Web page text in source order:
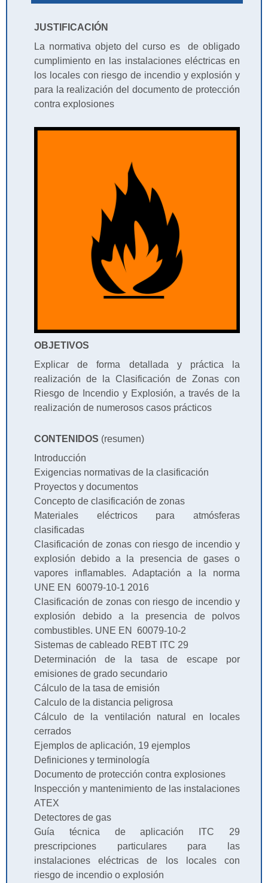
JUSTIFICACIÓN
La normativa objeto del curso es de obligado
cumplimiento en las instalaciones eléctricas en
los locales con riesgo de incendio y explosión y
para la realización del documento de protección
contra explosiones
OBJETIVOS
Explicar de forma detallada y práctica la
realización de la Clasificación de Zonas con
Riesgo de Incendio y Explosión, a través de la
realización de numerosos casos prácticos
CONTENIDOS (resumen)
Introducción
Exigencias normativas de la clasificación
Proyectos y documentos
Concepto de clasificación de zonas
Materiales eléctricos para atmósferas
clasificadas
Clasificación de zonas con riesgo de incendio y
explosión debido a la presencia de gases o
vapores inflamables. Adaptación a la norma
UNE EN 60079-10-1 2016
Clasificación de zonas con riesgo de incendio y
explosión debido a la presencia de polvos
combustibles. UNE EN 60079-10-2
Sistemas de cableado REBT ITC 29
Determinación de la tasa de escape por
emisiones de grado secundario
Cálculo de la tasa de emisión
Calculo de la distancia peligrosa
Cálculo de la ventilación natural en locales
cerrados
Ejemplos de aplicación, 19 ejemplos
Definiciones y terminología
Documento de protección contra explosiones
Inspección y mantenimiento de las instalaciones
ATEX
Detectores de gas
Guía técnica de aplicación ITC 29
prescripciones particulares para las
instalaciones eléctricas de los locales con
riesgo de incendio o explosión